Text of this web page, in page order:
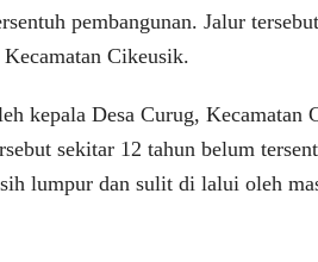
pembangunan. Jalur
Cikeusik.
kepala Desa Curug, Kecamatan
sekitar 12 tahun belum
lumpur dan sulit di lalui oleh